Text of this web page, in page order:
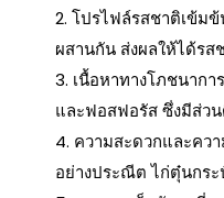
2. โปรไฟล์รสชาติเข้ม
ผสานกัน ส่งผลให้ได้ร
3. เนื้อหาทางโภชนาก
และฟอสฟอรัส ซึ่งมีส่ว
4. ความสะดวกและคว
อย่างประณีต ไก่ตุ๋นกระ